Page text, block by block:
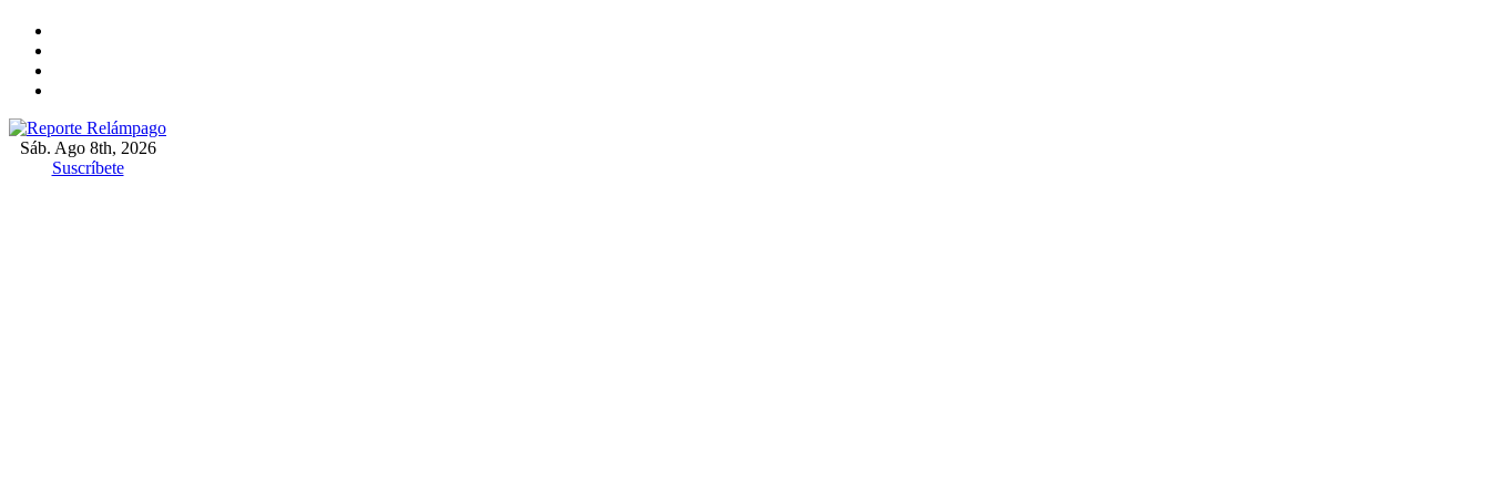
contenido
Reporte Relámpago
Claridad y rigor en cada noticia
Sáb. Ago 8th, 2026
Suscríbete